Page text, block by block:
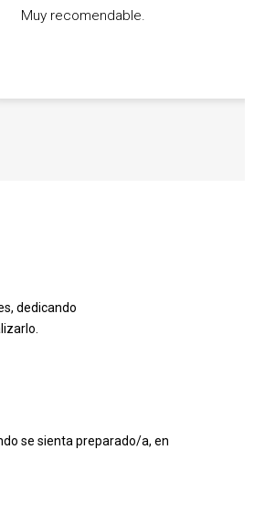
Muy recomendable.
dedicando
se sienta preparado/a, en